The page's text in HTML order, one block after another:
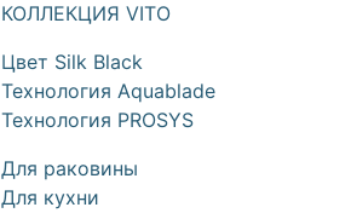
КОЛЛЕКЦИЯ VITO
Цвет Silk Black
Технология Aquablade
Технология PROSYS
Для раковины
Для кухни